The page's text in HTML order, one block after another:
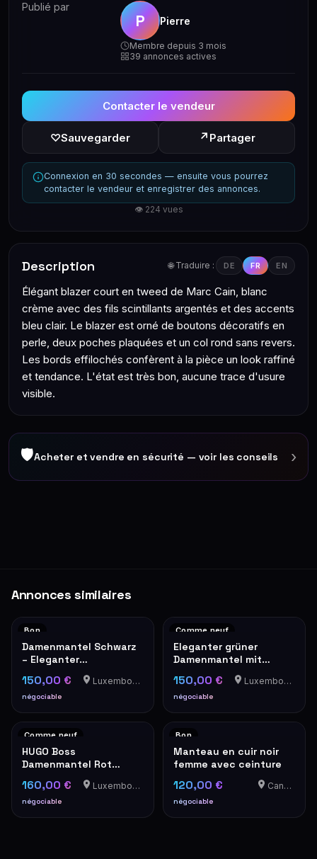
Publié par
P Pierre
Membre depuis 3 mois
39 annonces actives
Contacter le vendeur
♡Sauvegarder ↗ Partager
Connexion en 30 secondes — ensuite vous pourrez
contacter le vendeur et enregistrer des annonces.
👁 224 vues
Description 🌐 Traduire : DE FR EN
Élégant blazer court en tweed de Marc Cain, blanc
crème avec des fils scintillants argentés et des accents
bleu clair. Le blazer est orné de boutons décoratifs en
perle, deux poches plaquées et un col rond sans revers.
Les bords effilochés confèrent à la pièce un look raffiné
et tendance. L'état est très bon, aucune trace d'usure
visible.
🛡Acheter et vendre en sécurité — voir les conseils ›
Annonces similaires
Bon
Damenmantel Schwarz
– Eleganter
Übergangsmantel
150,00 €
négociable
Luxembourg-Cents
Comme neuf
Eleganter grüner
Damenmantel mit
Goldknöpfen – Military-
Stil
150,00 €
négociable
Luxembourg-Cents
Comme neuf
HUGO Boss
Damenmantel Rot
Elegant Wintermantel
160,00 €
négociable
Luxembourg-Cents
Bon
Manteau en cuir noir
femme avec ceinture
120,00 €
négociable
Canach